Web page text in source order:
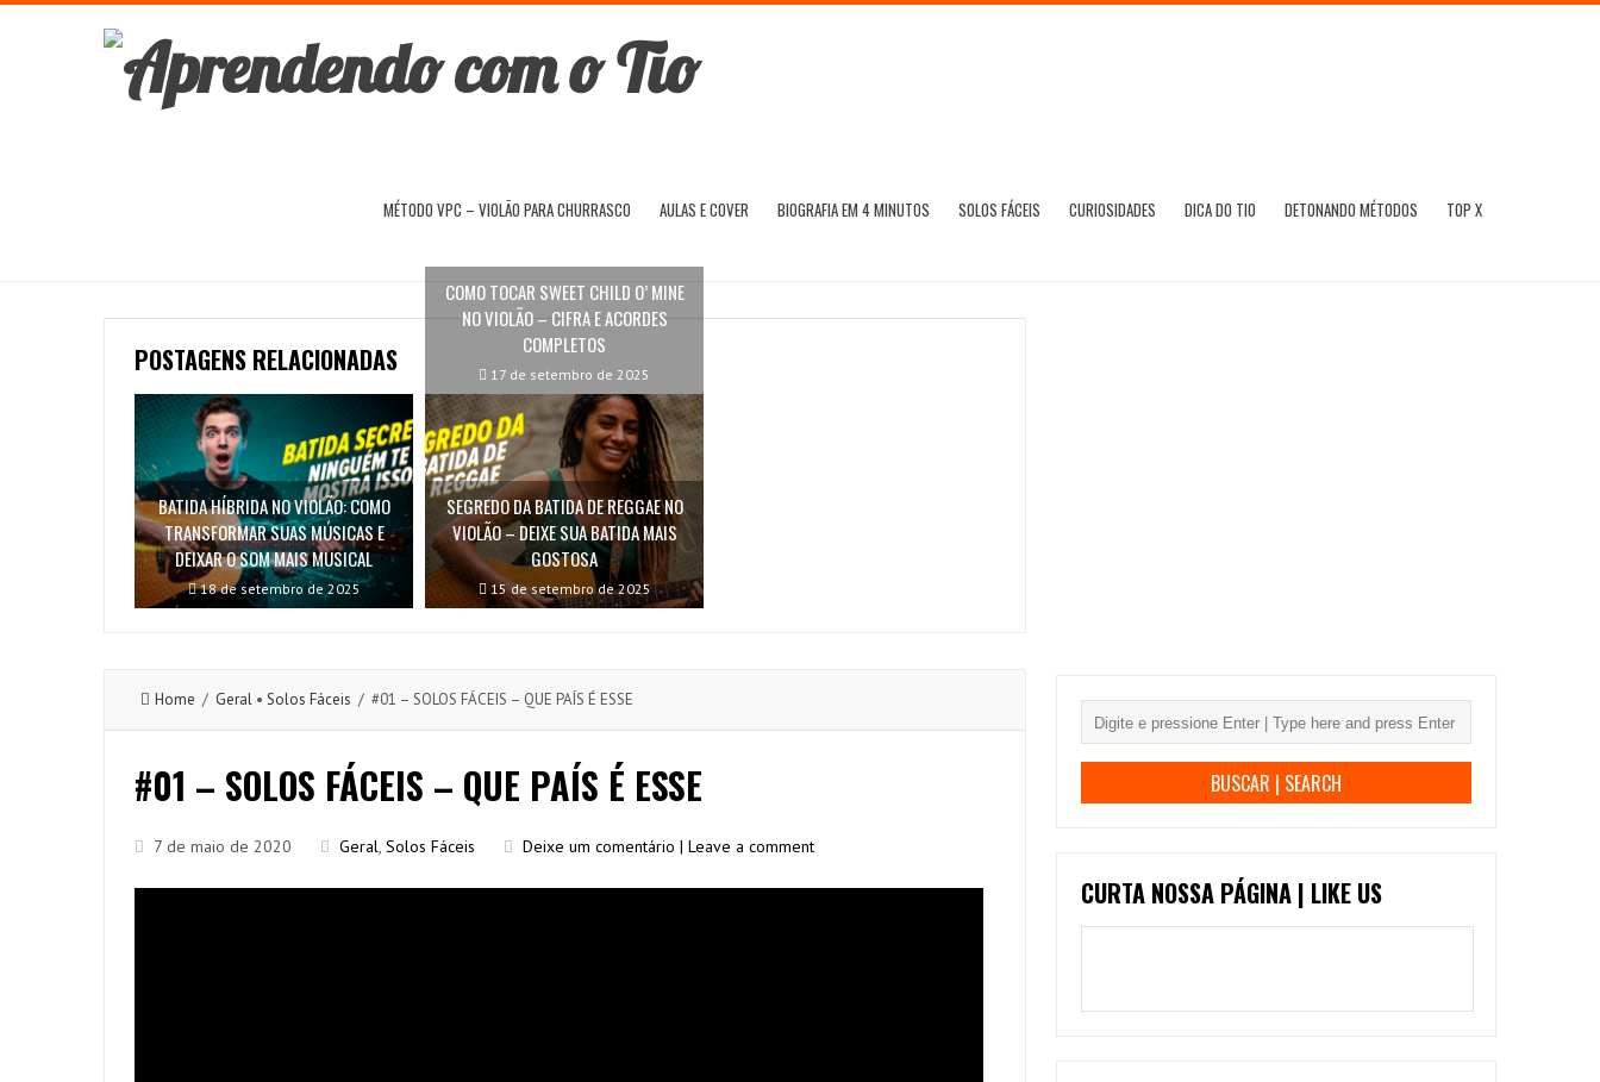
MÉTODO VPC – VIOLÃO PARA CHURRASCO AULAS E COVER BIOGRAFIA EM 4 MINUTOS SOLOS FÁCEIS CURIOSIDADES DICA DO TIO DETONANDO MÉTODOS TOP X
POSTAGENS RELACIONADAS
BATIDA HÍBRIDA NO VIOLÃO: COMO
TRANSFORMAR SUAS MÚSICAS E
DEIXAR O SOM MAIS MUSICAL
18 de setembro de 2025
COMO TOCAR SWEET CHILD O’ MINE
NO VIOLÃO – CIFRA E ACORDES
COMPLETOS
17 de setembro de 2025
SEGREDO DA BATIDA DE REGGAE NO
VIOLÃO – DEIXE SUA BATIDA MAIS
GOSTOSA
15 de setembro de 2025
Home / Geral • Solos Fáceis / #01 – SOLOS FÁCEIS – QUE PAÍS É ESSE
#01 – SOLOS FÁCEIS – QUE PAÍS É ESSE
7 de maio de 2020 Geral, Solos Fáceis Deixe um comentário | Leave a comment
CURTA NOSSA PÁGINA | LIKE US